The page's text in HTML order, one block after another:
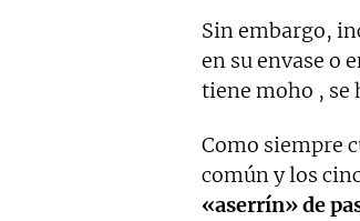
Sin embargo,
en su envase o
tiene moho , se
Como siempre
común y los
«aserrín» de